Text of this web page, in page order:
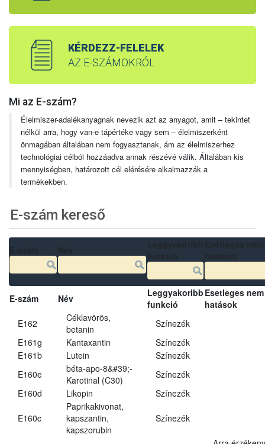
KÉRDEZZ-FELELEK
AZ E-SZÁMOKRÓL
Mi az E-szám?
Élelmiszer-adalékanyagnak nevezik azt az anyagot, amit – tekintet
nélkül arra, hogy van-e tápértéke vagy sem – élelmiszerként
önmagában általában nem fogyasztanak, ám az élelmiszerhez
technológiai célból hozzáadva annak részévé válik. Általában kis
mennyiségben, határozott cél elérésére alkalmazzák a
termékekben.
E-szám kereső
E-szám Név
Leggyakoribb
funkció
Esetleges
hatások
E162
Céklavörös,
betanin
Színezék
E161g
Kantaxantin
Színezék
E161b
Lutein
Színezék
E160e
béta-apo-8&#39;-
Karotinal (C30)
Színezék
E160d
Likopin Színezék
E160c
Paprikakivonat,
kapszantin,
kapszorubin
Színezék